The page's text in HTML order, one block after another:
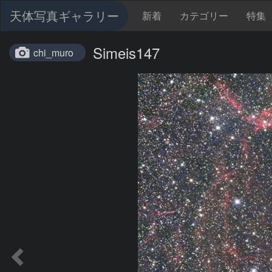
天体写真ギャラリー 新着 カテゴリー 特集
chi_muro Simeis147